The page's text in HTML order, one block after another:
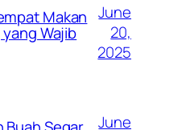
Makan
Wajib
June
20,
2025
June